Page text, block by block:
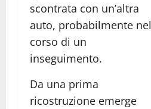
scontrata con un’altra
auto, probabilmente nel
corso di un
inseguimento.
Da una prima
ricostruzione emerge